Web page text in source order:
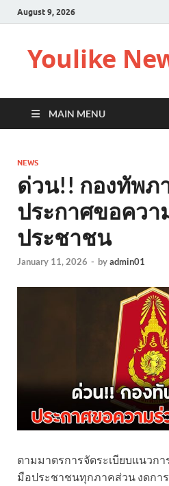
August 9, 2026
Youlike
MAIN MENU
NEWS
ด่วน!! กองทัพภ
ประกาศขอควา
ประชาชน
January 11, 2026 - byadmin01
ตามมาตรการจัดระเบียบแนวก
มือประชาชนทุกภาคส่วน งดกา